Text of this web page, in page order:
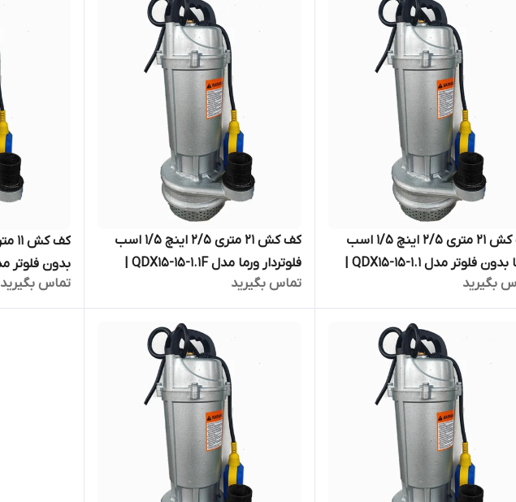
کف کش ۲۱ متری ۲/۵ اینچ ۱/۵ اسب
۲۰ متری دو و نیم اینچ
بگیرید
کف کش ۲۱ متری ۲/۵ اینچ ۱/۵ اسب
فلوتردار ورما مدل QDX15-15-1.1F |
پمپ کفکش ۲۰ متری دو و نیم اینچ
تماس بگیرید
کفکش ۱۰ متری دو و نیم اینچ
تماس بگیرید